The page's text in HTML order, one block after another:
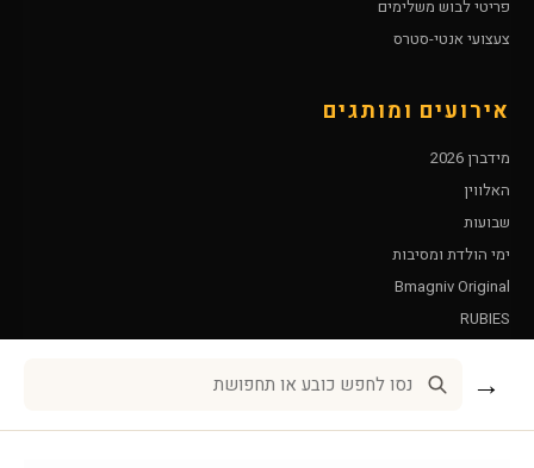
פריטי לבוש משלימים
צעצועי אנטי-סטרס
אירועים ומותגים
מידברן 2026
האלווין
שבועות
ימי הולדת ומסיבות
Bmagniv Original
RUBIES
→